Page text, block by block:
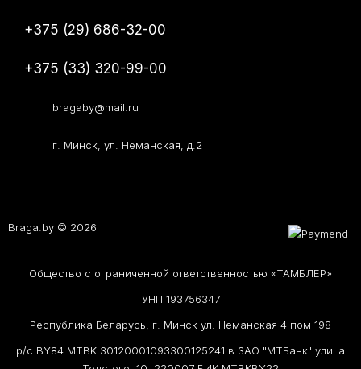
+375 (29) 686-32-00
+375 (33) 320-99-00
bragaby@mail.ru
г. Минск, ул. Неманская, д.2
Braga.by © 2026
Общество с ограниченной ответственностью «ТАМБЛЕР»
УНП 193756347
Республика Беларусь, г. Минск ул. Неманская 4 пом 198
р/с BY84 MTBK 30120001093300125241 в ЗАО "МТБанк" улица